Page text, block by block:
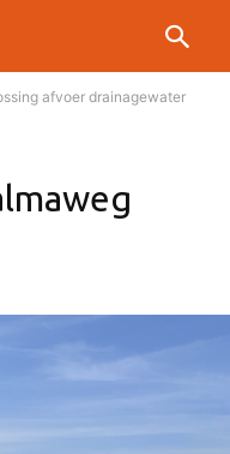
afvoer drainagewater